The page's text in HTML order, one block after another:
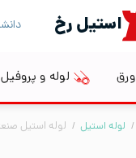
استیل رخ
ورق لوله و پروفیل
/ لوله استیل / لوله استیل